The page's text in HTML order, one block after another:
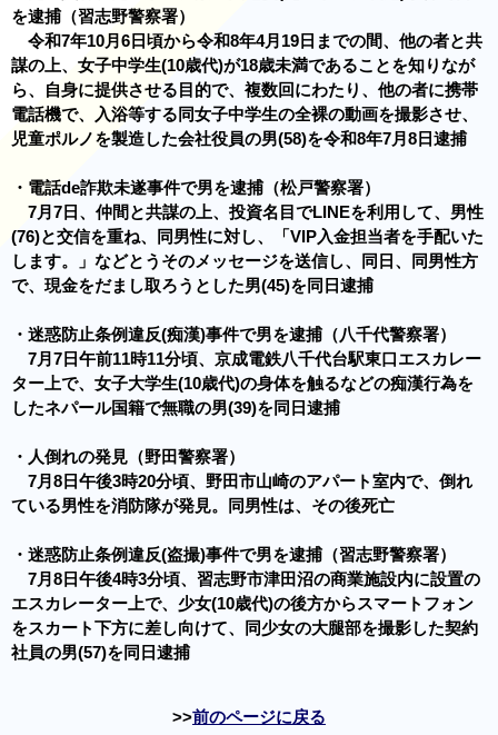
を逮捕（習志野警察署）
令和7年10月6日頃から令和8年4月19日までの間、他の者と共
謀の上、女子中学生(10歳代)が18歳未満であることを知りなが
ら、自身に提供させる目的で、複数回にわたり、他の者に携帯
電話機で、入浴等する同女子中学生の全裸の動画を撮影させ、
児童ポルノを製造した会社役員の男(58)を令和8年7月8日逮捕
・電話de詐欺未遂事件で男を逮捕（松戸警察署）
7月7日、仲間と共謀の上、投資名目でLINEを利用して、男性
(76)と交信を重ね、同男性に対し、「VIP入金担当者を手配いた
します。」などとうそのメッセージを送信し、同日、同男性方
で、現金をだまし取ろうとした男(45)を同日逮捕
・迷惑防止条例違反(痴漢)事件で男を逮捕（八千代警察署）
7月7日午前11時11分頃、京成電鉄八千代台駅東口エスカレー
ター上で、女子大学生(10歳代)の身体を触るなどの痴漢行為を
したネパール国籍で無職の男(39)を同日逮捕
・人倒れの発見（野田警察署）
7月8日午後3時20分頃、野田市山崎のアパート室内で、倒れ
ている男性を消防隊が発見。同男性は、その後死亡
・迷惑防止条例違反(盗撮)事件で男を逮捕（習志野警察署）
7月8日午後4時3分頃、習志野市津田沼の商業施設内に設置の
エスカレーター上で、少女(10歳代)の後方からスマートフォン
をスカート下方に差し向けて、同少女の大腿部を撮影した契約
社員の男(57)を同日逮捕
前のページに戻る